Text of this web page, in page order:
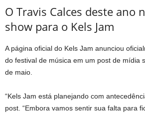
O Travis Calces deste ano
show para o Kels Jam
A página oficial do Kels Jam anunciou
do festival de música em um post de mídia
de maio.
“Kels Jam está planejando com
post. “Embora vamos sentir sua falta para